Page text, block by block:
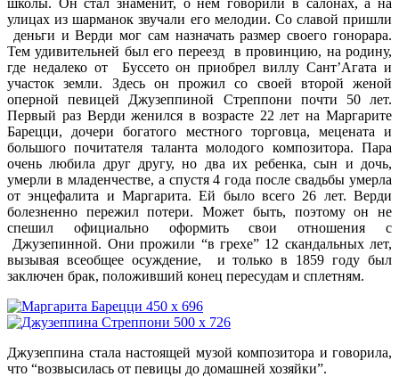
улицах из шарманок звучали его мелодии. Со славой пришли
деньги и Верди мог сам назначать размер своего гонорара.
Тем удивительней был его переезд в провинцию, на родину,
где недалеко от Буссето он приобрел виллу Сант’Агата и
участок земли. Здесь он прожил со своей второй женой
оперной певицей Джузеппиной Стреппони почти 50 лет.
Первый раз Верди женился в возрасте 22 лет на Маргарите
Барецци, дочери богатого местного торговца, мецената и
большого почитателя таланта молодого композитора. Пара
очень любила друг другу, но два их ребенка, сын и дочь,
умерли в младенчестве, а спустя 4 года после свадьбы умерла
от энцефалита и Маргарита. Ей было всего 26 лет. Верди
болезненно пережил потери. Может быть, поэтому он не
спешил официально оформить свои отношения с
Джузепинной. Они прожили “в грехе” 12 скандальных лет,
вызывая всеобщее осуждение, и только в 1859 году был
заключен брак, положивший конец пересудам и сплетням.
Джузеппина стала настоящей музой композитора и говорила,
что “возвысилась от певицы до домашней хозяйки”.